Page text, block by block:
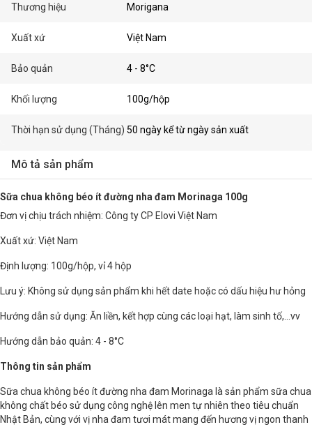
Thương hiệu Morigana
Xuất xứ Việt Nam
Bảo quản 4 - 8°C
Khối lượng 100g/hộp
Thời hạn sử dụng (Tháng) 50 ngày kể từ ngày sản xuất
Mô tả sản phẩm
Sữa chua không béo ít đường nha đam Morinaga 100g
Đơn vị chịu trách nhiệm: Công ty CP Elovi Việt Nam
Xuất xứ: Việt Nam
Định lượng: 100g/hộp, vỉ 4 hộp
Lưu ý: Không sử dụng sản phẩm khi hết date hoặc có dấu hiệu hư hỏng
Hướng dẫn sử dụng: Ăn liền, kết hợp cùng các loại hạt, làm sinh tố,...vv
Hướng dẫn bảo quản: 4 - 8°C
Thông tin sản phẩm
Sữa chua không béo ít đường nha đam Morinaga là sản phẩm sữa chua
không chất béo sử dụng công nghệ lên men tự nhiên theo tiêu chuẩn
Nhật Bản, cùng với vị nha đam tươi mát mang đến hương vị ngon thanh